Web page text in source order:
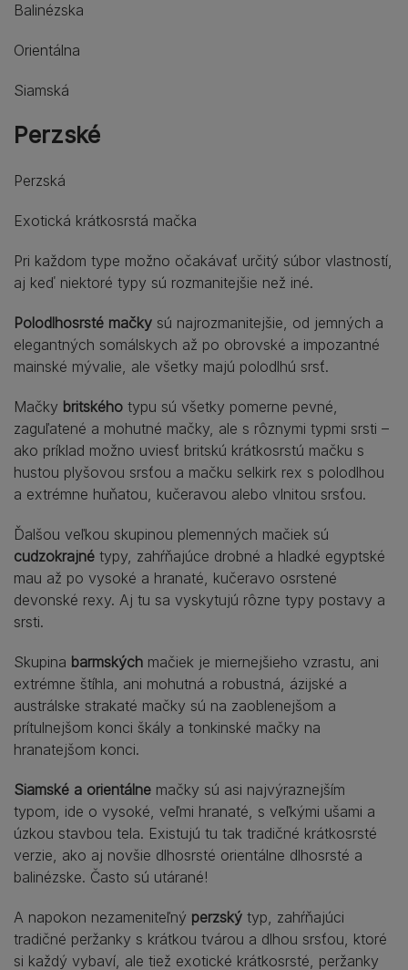
Balinézska
Orientálna
Siamská
Perzské
Perzská
Exotická krátkosrstá mačka
Pri každom type možno očakávať určitý súbor vlastností,
aj keď niektoré typy sú rozmanitejšie než iné.
Polodlhosrsté mačky sú najrozmanitejšie, od jemných a
elegantných somálskych až po obrovské a impozantné
mainské mývalie, ale všetky majú polodlhú srsť.
Mačky britského typu sú všetky pomerne pevné,
zaguľatené a mohutné mačky, ale s rôznymi typmi srsti –
ako príklad možno uviesť britskú krátkosrstú mačku s
hustou plyšovou srsťou a mačku selkirk rex s polodlhou
a extrémne huňatou, kučeravou alebo vlnitou srsťou.
Ďalšou veľkou skupinou plemenných mačiek sú
cudzokrajné typy, zahŕňajúce drobné a hladké egyptské
mau až po vysoké a hranaté, kučeravo osrstené
devonské rexy. Aj tu sa vyskytujú rôzne typy postavy a
srsti.
Skupina barmských mačiek je miernejšieho vzrastu, ani
extrémne štíhla, ani mohutná a robustná, ázijské a
austrálske strakaté mačky sú na zaoblenejšom a
prítulnejšom konci škály a tonkinské mačky na
hranatejšom konci.
Siamské a orientálne mačky sú asi najvýraznejším
typom, ide o vysoké, veľmi hranaté, s veľkými ušami a
úzkou stavbou tela. Existujú tu tak tradičné krátkosrsté
verzie, ako aj novšie dlhosrsté orientálne dlhosrsté a
balinézske. Často sú utárané!
A napokon nezameniteľný perzský typ, zahŕňajúci
tradičné peržanky s krátkou tvárou a dlhou srsťou, ktoré
si každý vybaví, ale tiež exotické krátkosrsté, peržanky